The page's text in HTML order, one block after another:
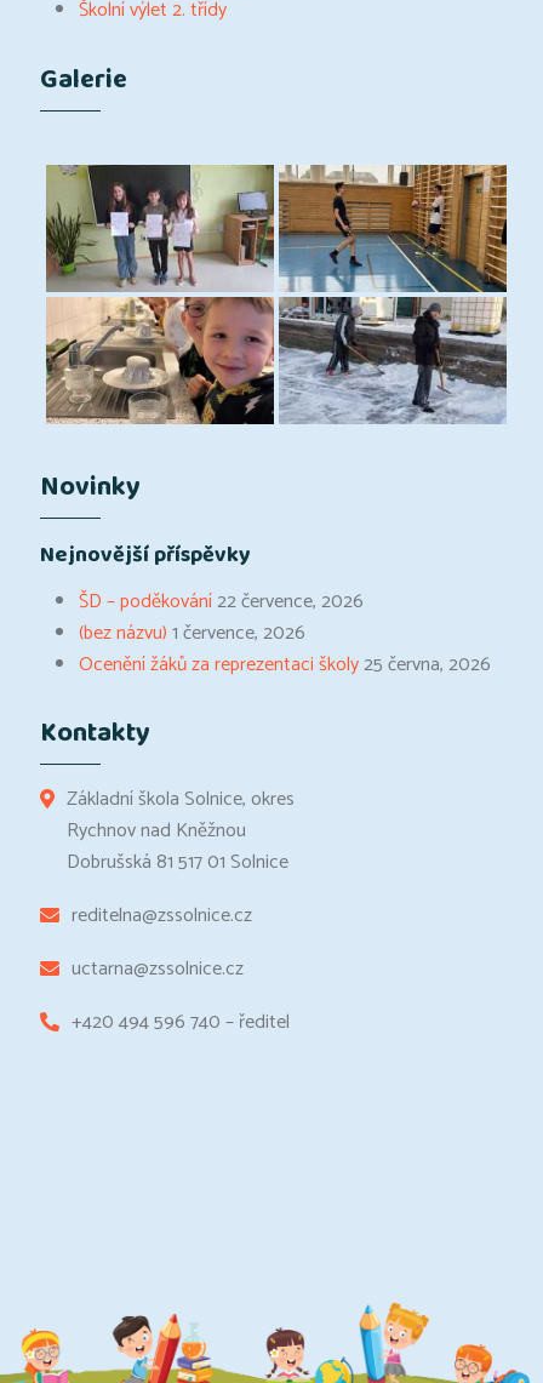
Školní výlet 2. třídy
Galerie
Novinky
Nejnovější příspěvky
ŠD – poděkování22 července, 2026
(bez názvu)1 července, 2026
Ocenění žáků za reprezentaci školy25 června, 2026
Kontakty
Základní škola Solnice, okres
Rychnov nad Kněžnou
Dobrušská 81 517 01 Solnice
reditelna@zssolnice.cz
uctarna@zssolnice.cz
+420 494 596 740 – ředitel